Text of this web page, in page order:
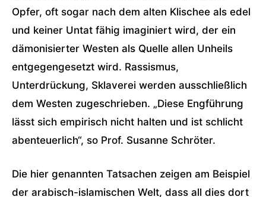
Opfer, oft sogar nach dem alten Klischee als edel
und keiner Untat fähig imaginiert wird, der ein
dämonisierter Westen als Quelle allen Unheils
entgegengesetzt wird. Rassismus,
Unterdrückung, Sklaverei werden ausschließlich
dem Westen zugeschrieben. „Diese Engführung
lässt sich empirisch nicht halten und ist schlicht
abenteuerlich“, so Prof. Susanne Schröter.
Die hier genannten Tatsachen zeigen am Beispiel
der arabisch-islamischen Welt, dass all dies dort